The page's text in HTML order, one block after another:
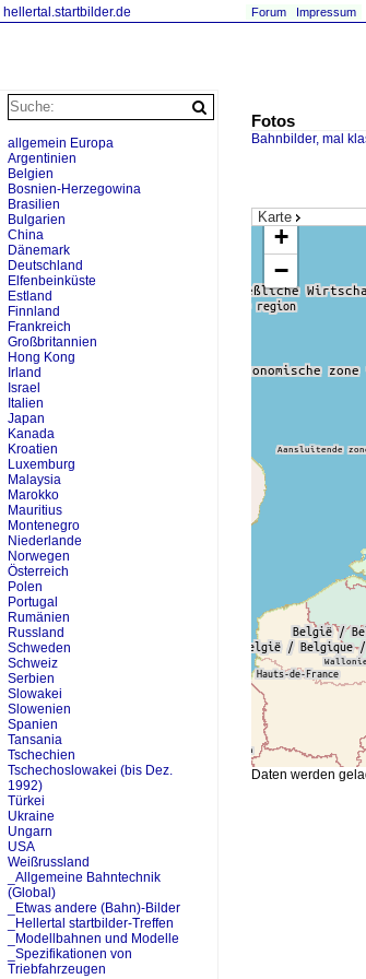
hellertal.startbilder.de Forum Impressum
Fotos
Bahnbilder, mal
Karte
+
−
Daten werden
allgemein Europa
Argentinien
Belgien
Bosnien-Herzegowina
Brasilien
Bulgarien
China
Dänemark
Deutschland
Elfenbeinküste
Estland
Finnland
Frankreich
Großbritannien
Hong Kong
Irland
Israel
Italien
Japan
Kanada
Kroatien
Luxemburg
Malaysia
Marokko
Mauritius
Montenegro
Niederlande
Norwegen
Österreich
Polen
Portugal
Rumänien
Russland
Schweden
Schweiz
Serbien
Slowakei
Slowenien
Spanien
Tansania
Tschechien
Tschechoslowakei (bis Dez.
1992)
Türkei
Ukraine
Ungarn
USA
Weißrussland
_Allgemeine Bahntechnik
(Global)
_Etwas andere (Bahn)-Bilder
_Hellertal startbilder-Treffen
_Modellbahnen und Modelle
_Spezifikationen von
Triebfahrzeugen